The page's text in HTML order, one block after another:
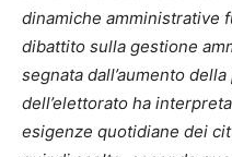
dinamiche amministrative
dibattito sulla gestione
segnata dall’aumento
dell’elettorato ha
esigenze quotidiane dei